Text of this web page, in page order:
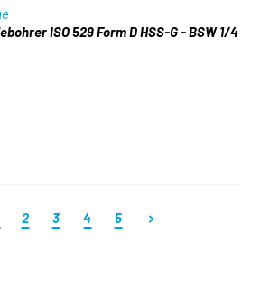
ISO 529 Form D HSS-G - BSW 1/4
Seite
2 Seite
3 Seite
4 Seite
5